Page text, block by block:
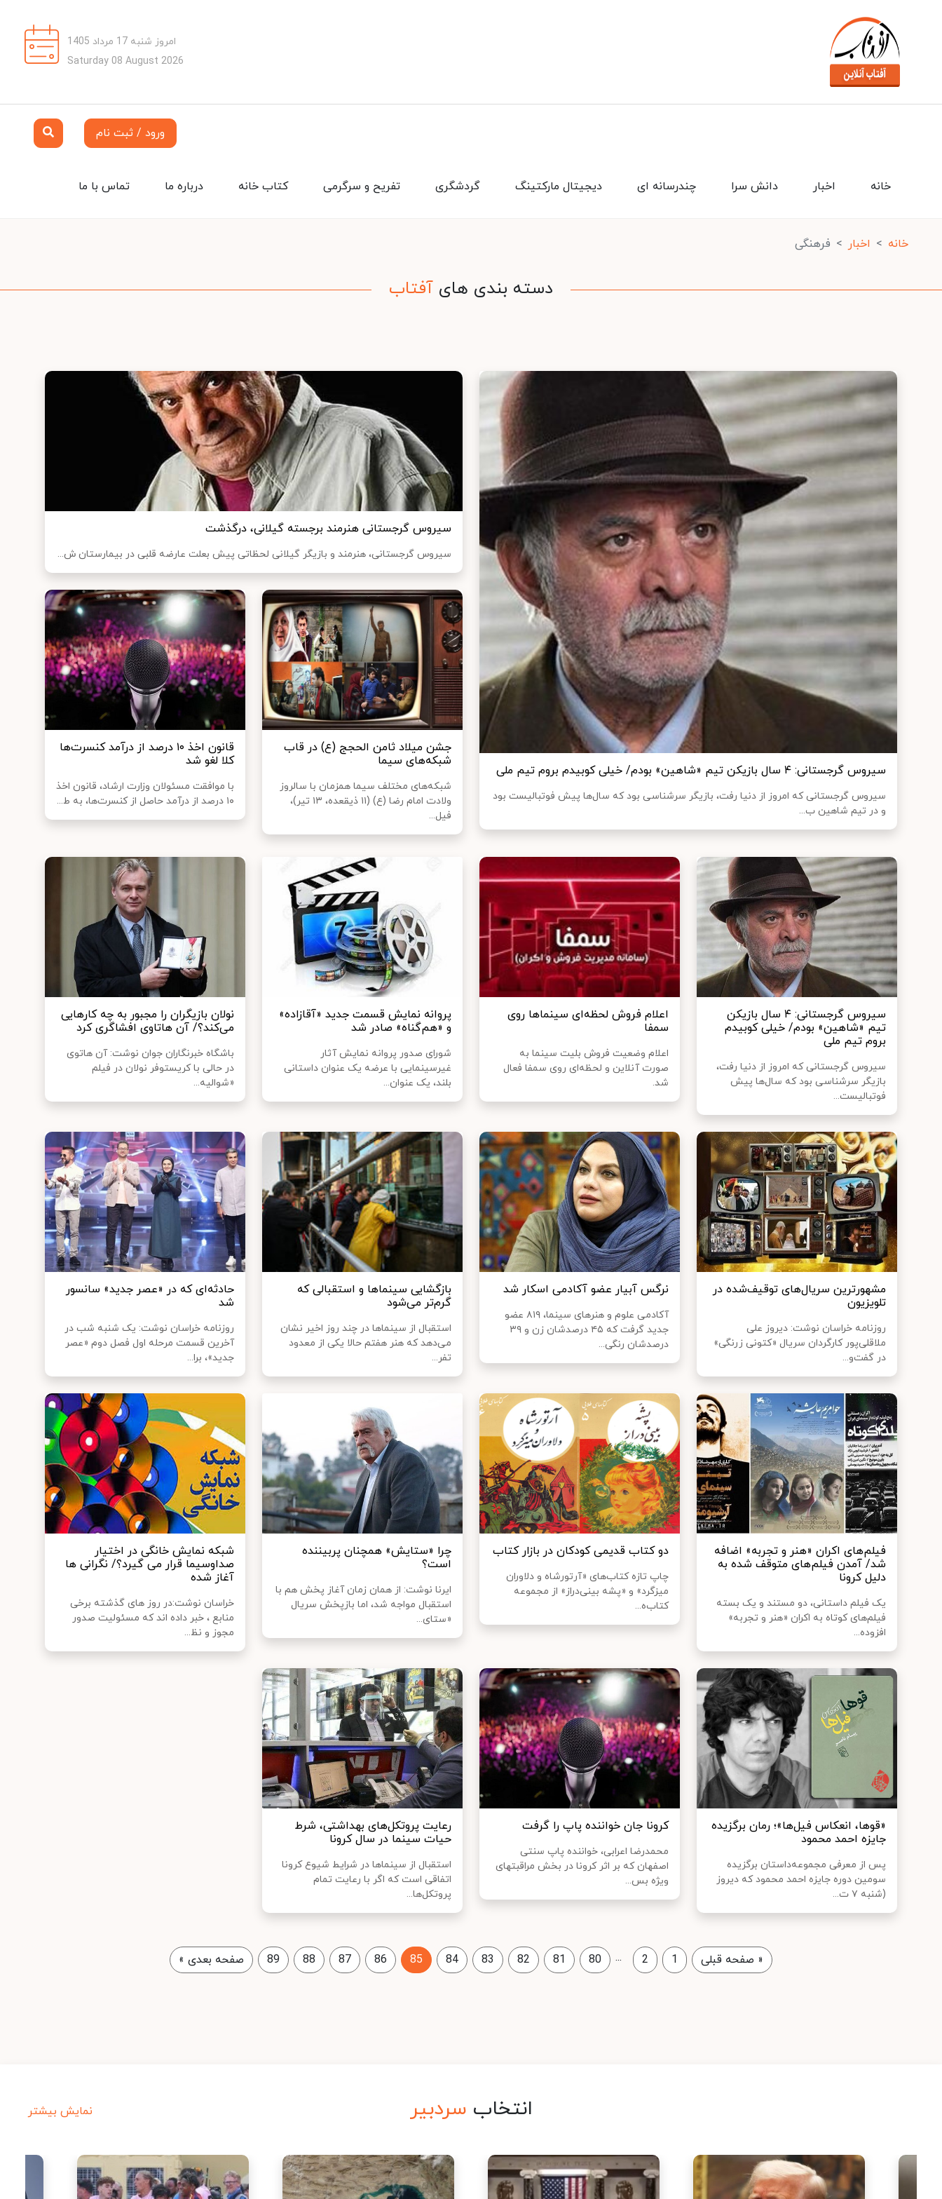
امروز شنبه 17 مرداد 1405
Saturday 08 August 2026
ورود / ثبت نام
تماس با ما درباره ما کتاب خانه تفریح و سرگرمی گردشگری دیجیتال مارکتینگ چندرسانه ای دانش سرا اخبار خانه
خانه اخبار فرهنگی
دسته بندی های آفتاب
سیروس گرجستانی: ۴ سال بازیکن تیم «شاهین» بودم/ خیلی کوبیدم بروم تیم ملی
سیروس گرجستانی که امروز از دنیا رفت، بازیگر سرشناسی بود که سال‌ها پیش فوتبالیست بود
و در تیم شاهین ب...
سیروس گرجستانی هنرمند برجسته گیلانی، درگذشت
سیروس گرجستانی، هنرمند و بازیگر گیلانی لحظاتی پیش بعلت عارضه قلبی در بیمارستان ش...
جشن میلاد ثامن الحجج (ع) در قاب
شبکه‌های سیما
شبکه‌های مختلف سیما همزمان با سالروز
ولادت امام رضا (ع) (۱۱ ذیقعده، ۱۳ تیر)،
فیل...
قانون اخذ ۱۰ درصد از درآمد کنسرت‌ها
کلا لغو شد
با موافقت مسئولان وزارت ارشاد، قانون اخذ
۱۰ درصد از درآمد حاصل از کنسرت‌ها، به ط...
سیروس گرجستانی: ۴ سال بازیکن
تیم «شاهین» بودم/ خیلی کوبیدم
بروم تیم ملی
سیروس گرجستانی که امروز از دنیا رفت،
بازیگر سرشناسی بود که سال‌ها پیش
فوتبالیست...
اعلام فروش لحظه‌ای سینماها روی
سمفا
اعلام وضعیت فروش بلیت سینما به
صورت آنلاین و لحظه‌ای روی سمفا فعال
شد.
پروانه نمایش قسمت جدید «آقازاده»
و «هم‌گناه» صادر شد
شورای صدور پروانه نمایش آثار
غیرسینمایی با عرضه یک عنوان داستانی
بلند، یک عنوان...
نولان بازیگران را مجبور به چه کارهایی
می‌کند؟/ آن‌ هاتاوی افشاگری کرد
باشگاه خبرنگاران جوان نوشت:‌ آن هاتوی
در حالی با کریستوفر نولان در فیلم
«شوالیه...
مشهورترین سریال‌های توقیف‌شده در
تلویزیون
روزنامه خراسان نوشت: دیروز علی
ملاقلی‌پور کارگردان سریال «کتونی زرنگی»
در گفت‌و...
نرگس آبیار عضو آکادمی اسکار شد
آکادمی علوم و هنرهای سینما، ۸۱۹ عضو
جدید گرفت که ۴۵ درصدشان زن و ۳۹
درصدشان رنگی...
بازگشایی سینماها و استقبالی که
گرم‌تر می‌شود
استقبال از سینماها در چند روز اخیر نشان
می‌دهد که هنر هفتم حالا یکی از معدود
تفر...
حادثه‌ای که در «عصر جدید» سانسور
شد
روزنامه خراسان نوشت: یک شنبه ‌شب در
آخرین قسمت مرحله اول فصل دوم «عصر
جدید»، برا...
فیلم‌های اکران «هنر و تجربه» اضافه
شد/ آمدن فیلم‌های متوقف شده به
دلیل کرونا
یک فیلم داستانی، دو مستند و یک بسته
فیلم‌های کوتاه به اکران «هنر و تجربه»
افزوده...
دو کتاب قدیمی کودکان در بازار کتاب
چاپ تازه کتاب‌های «آرتورشاه و دلاوران
میزگرد» و «پشه بینی‌دراز» از مجموعه
کتاب‌ه...
چرا «ستایش» همچنان پربیننده
است؟
ایرنا نوشت: از همان زمان آغاز پخش هم با
استقبال مواجه شد، اما بازپخش سریال
«ستای...
شبکه نمایش خانگی در اختیار
صداوسیما قرار می گیرد؟/ نگرانی ها
آغاز شده
خراسان نوشت:در روز های گذشته برخی
منابع ، خبر داده اند که مسئولیت صدور
مجوز و نظ...
«قوها، انعکاس فیل‌ها»؛ رمان برگزیده
جایزه احمد محمود
پس از معرفی مجموعه‌داستان برگزیده
سومین دوره جایزه احمد محمود که دیروز
(شنبه ۷ ت...
کرونا جان خواننده پاپ را گرفت
محمدرضا اعرابی، خواننده پاپ سنتی
اصفهان که بر اثر کرونا در بخش مراقبتهای
ویژه بس...
رعایت پروتکل‌های بهداشتی، شرط
حیات سینما در سال کرونا
استقبال از سینماها در شرایط شیوع کرونا
اتفاقی است که اگر با رعایت تمام
پروتکل‌ها...
« صفحه قبلی 1
2
...
80
81
82
83
84
85
86
87
88
89 صفحه بعدی »
انتخاب سردبیر نمایش بیشتر